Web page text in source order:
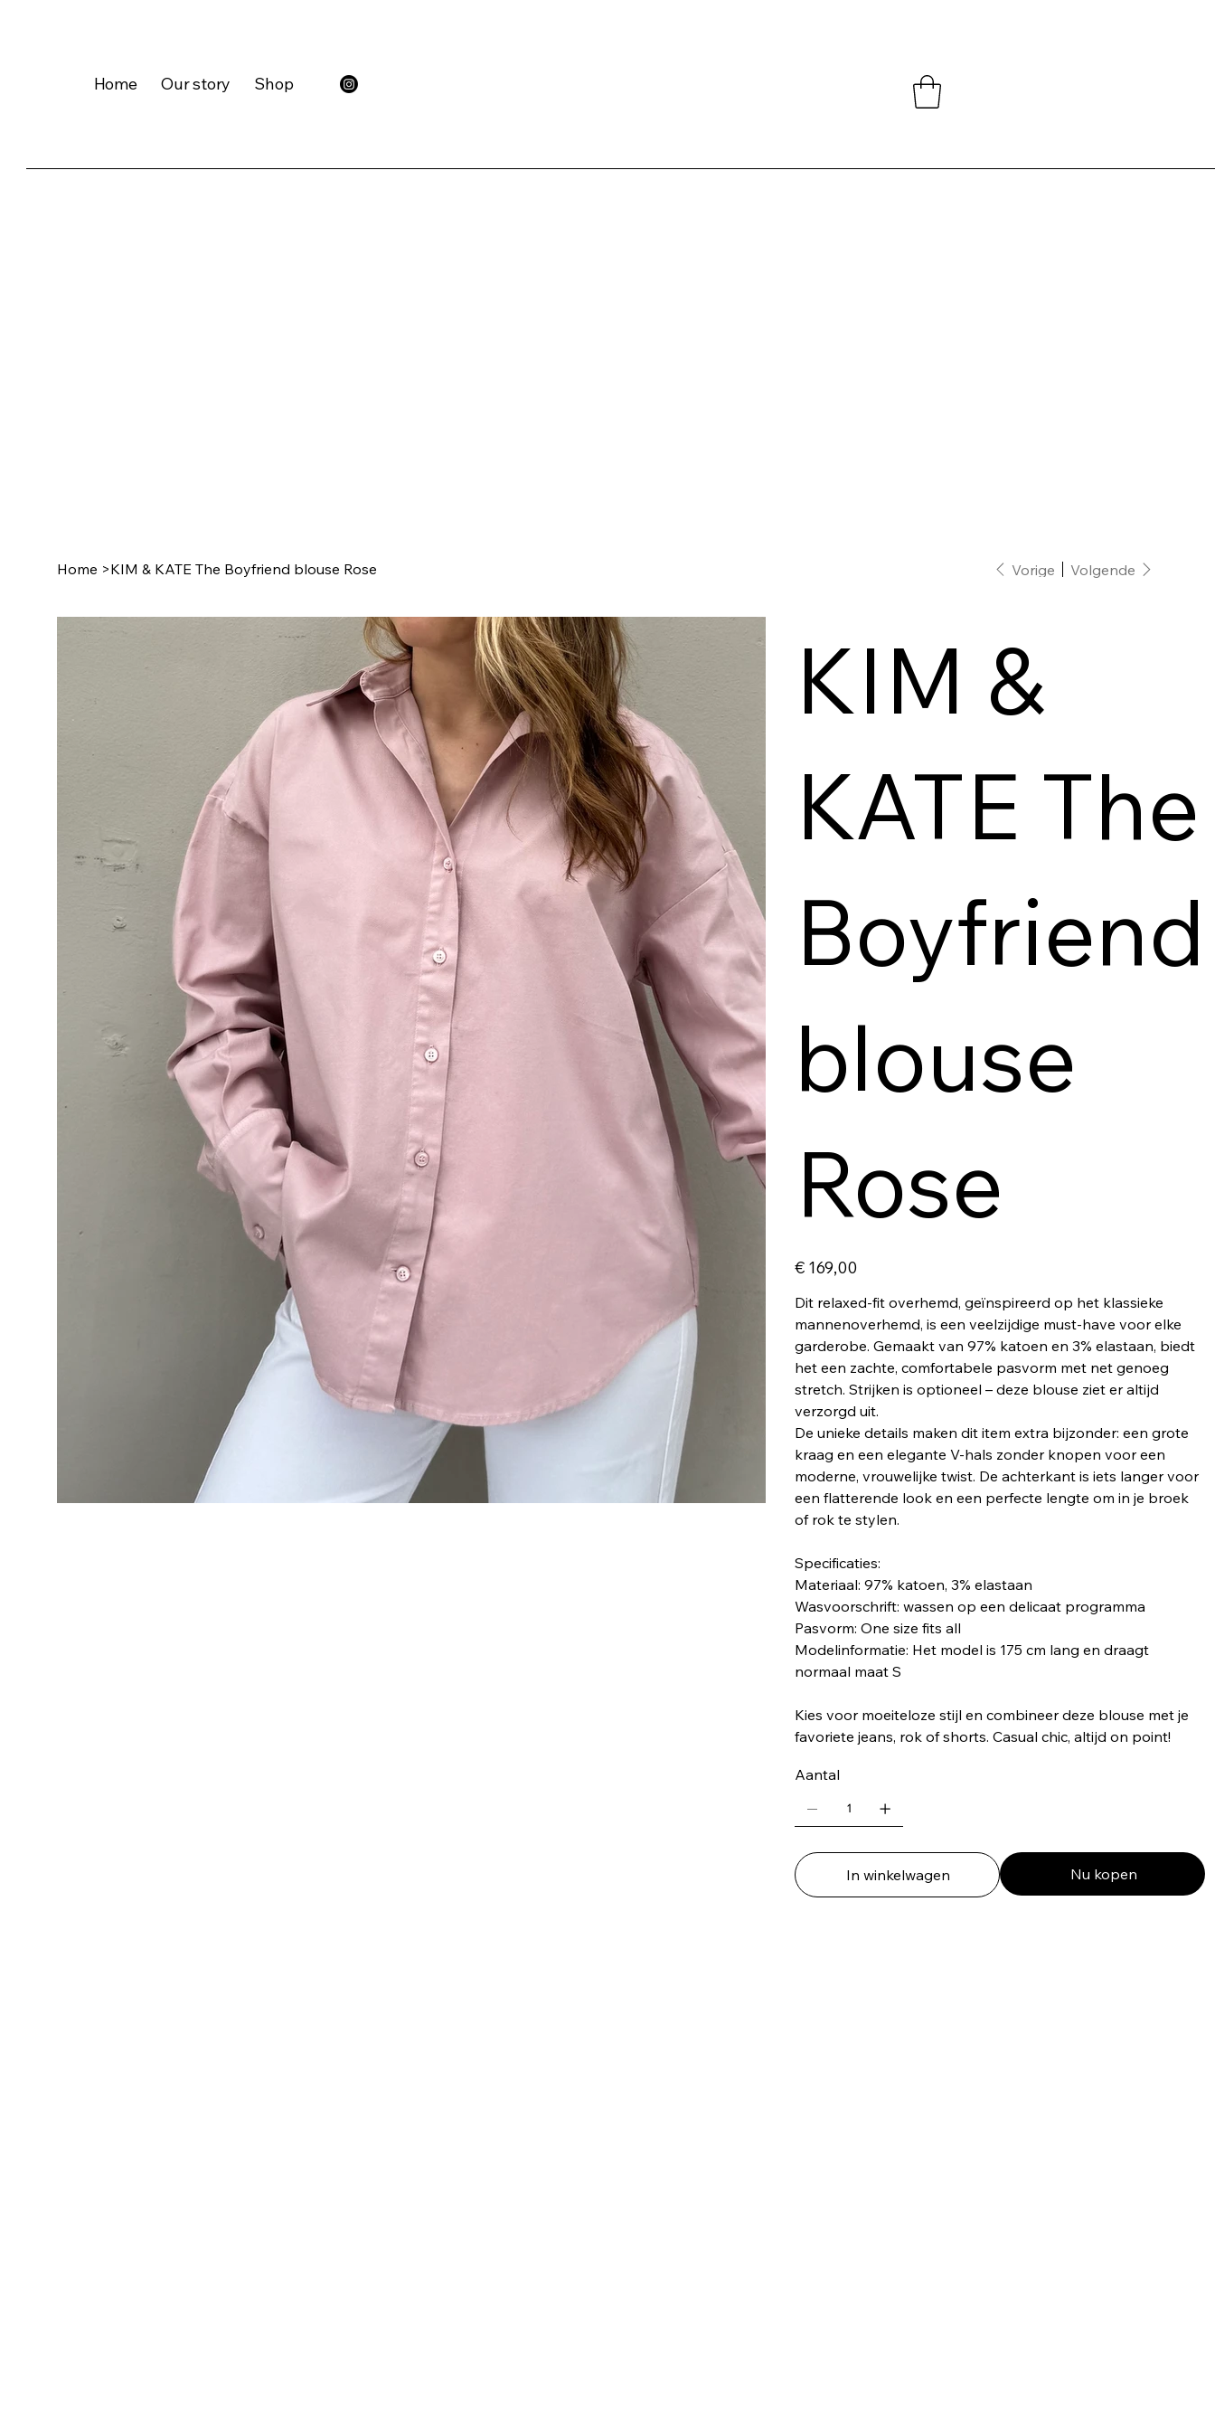
Home Our story Shop
Home >KIM & KATE The Boyfriend blouse Rose Vorige Volgende
KIM &
KATE The
Boyfriend
blouse
Rose
Prijs
€ 169,00
Dit relaxed-fit overhemd, geïnspireerd op het klassieke
mannenoverhemd, is een veelzijdige must-have voor elke
garderobe. Gemaakt van 97% katoen en 3% elastaan, biedt
het een zachte, comfortabele pasvorm met net genoeg
stretch. Strijken is optioneel – deze blouse ziet er altijd
verzorgd uit.
De unieke details maken dit item extra bijzonder: een grote
kraag en een elegante V-hals zonder knopen voor een
moderne, vrouwelijke twist. De achterkant is iets langer voor
een flatterende look en een perfecte lengte om in je broek
of rok te stylen.
Specificaties:
Materiaal: 97% katoen, 3% elastaan
Wasvoorschrift: wassen op een delicaat programma
Pasvorm: One size fits all
Modelinformatie: Het model is 175 cm lang en draagt
normaal maat S
Kies voor moeiteloze stijl en combineer deze blouse met je
favoriete jeans, rok of shorts. Casual chic, altijd on point!
Aantal
In winkelwagen Nu kopen